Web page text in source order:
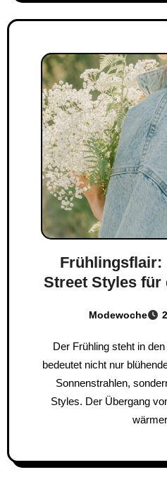
Frühlingsflair:
Street Styles für
Modewoche
Der Frühling steht in den Startlöchern und das
bedeutet nicht nur
Sonnenstrahlen,
Styles. Der Übergang